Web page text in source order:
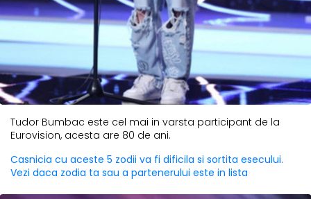
Tudor Bumbac este cel mai in varsta participant de la
Eurovision, acesta are 80 de ani.
Casnicia cu aceste 5 zodii va fi dificila si sortita esecului.
Vezi daca zodia ta sau a partenerului este in lista